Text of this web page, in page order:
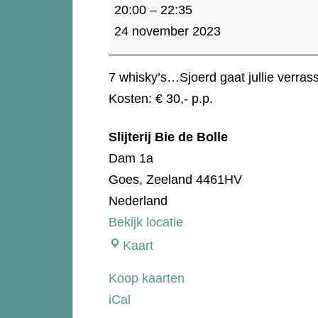
Whisky
proeverij
20:00 – 22:35
24 november 2023
7 whisky’s…Sjoerd gaat jullie
Kosten: € 30,- p.p.
Slijterij Bie de Bolle
Dam 1a
Goes, Zeeland 4461HV
Nederland
Bekijk locatie
KaartSlijterij
de
Koop kaarten
iCal